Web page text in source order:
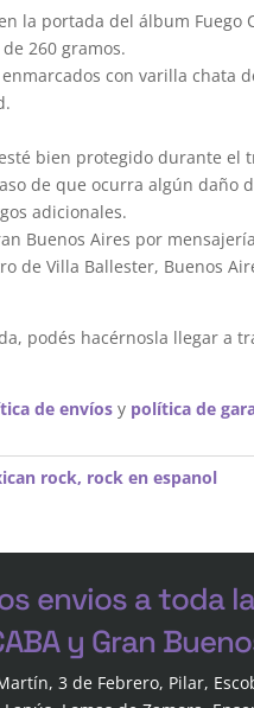
la portada del álbum Fuego
260 gramos.
con varilla chata
bien protegido durante
de que ocurra algún
adicionales.
Buenos Aires por
de Villa Ballester, Buenos
podés hacérnosla llegar a
de envíos y política de
rock, rock en espanol
envios a toda
y Gran
3 de Febrero, Pilar,